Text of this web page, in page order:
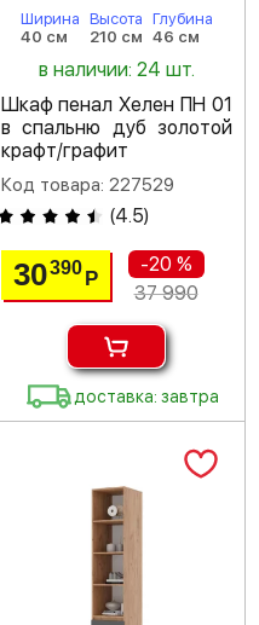
Ширина
40 см
Высота
210 см
Глубина
46 см
в наличии: 24 шт.
Шкаф пенал Хелен ПН 01
в спальню дуб золотой
крафт/графит
Код товара: 227529
(4.5)
30390 Р
-20 %
37 990
доставка: завтра